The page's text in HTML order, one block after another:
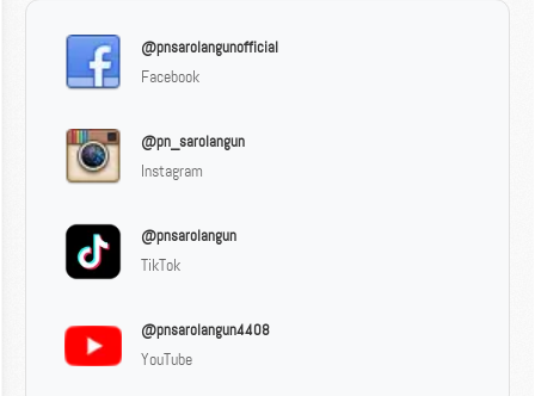
@pnsarolangunofficial
Facebook
@pn_sarolangun
Instagram
@pnsarolangun
TikTok
@pnsarolangun4408
YouTube